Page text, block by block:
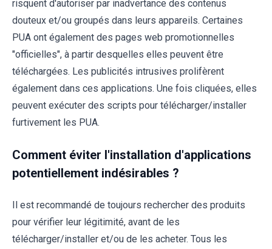
risquent d'autoriser par inadvertance des contenus
douteux et/ou groupés dans leurs appareils. Certaines
PUA ont également des pages web promotionnelles
"officielles", à partir desquelles elles peuvent être
téléchargées. Les publicités intrusives prolifèrent
également dans ces applications. Une fois cliquées, elles
peuvent exécuter des scripts pour télécharger/installer
furtivement les PUA.
Comment éviter l'installation d'applications
potentiellement indésirables ?
Il est recommandé de toujours rechercher des produits
pour vérifier leur légitimité, avant de les
télécharger/installer et/ou de les acheter. Tous les